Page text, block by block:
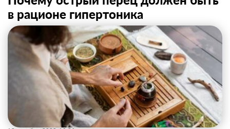
в рационе гипертоника